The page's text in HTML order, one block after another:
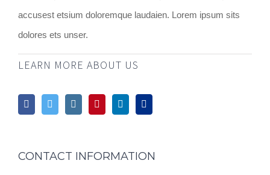
accusest etsium doloremque laudaien. Lorem ipsum sits
dolores ets unser.
LEARN MORE ABOUT US
CONTACT INFORMATION